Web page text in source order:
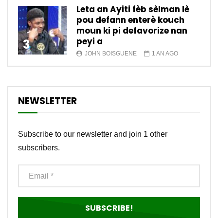
3
Leta an Ayiti fèb sèlman lè
pou defann enterè kouch
moun ki pi defavorize nan
peyi a
JOHN BOISGUENE 1 AN AGO
NEWSLETTER
Subscribe to our newsletter and join 1 other
subscribers.